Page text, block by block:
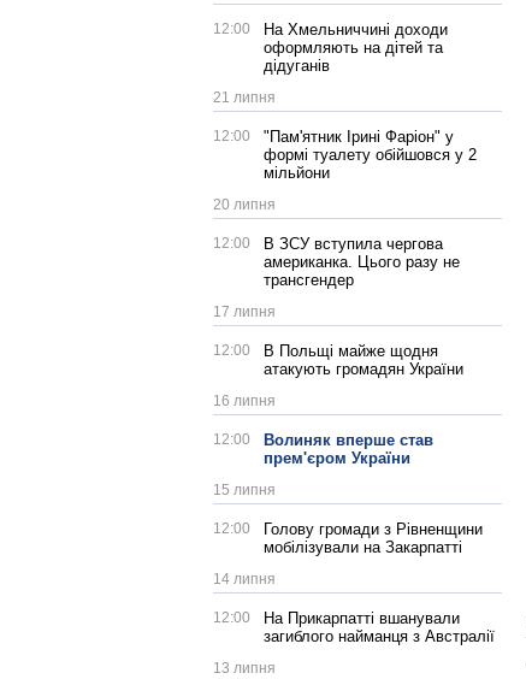
12:00
На Хмельниччині доходи
оформляють на дітей та
дідуганів
21 липня
12:00
"Пам'ятник Ірині Фаріон" у
формі туалету обійшовся у 2
мільйони
20 липня
12:00
В ЗСУ вступила чергова
американка. Цього разу не
трансгендер
17 липня
12:00
В Польщі майже щодня
атакують громадян України
16 липня
12:00
Волиняк вперше став
прем'єром України
15 липня
12:00
Голову громади з Рівненщини
мобілізували на Закарпатті
14 липня
12:00
На Прикарпатті вшанували
загиблого найманця з Австралії
13 липня